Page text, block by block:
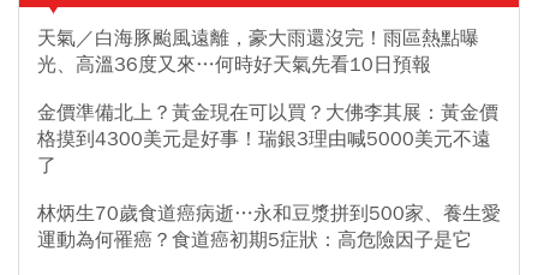
天氣／白海豚颱風遠離，豪大雨還沒完！雨區熱點曝
光、高溫36度又來…何時好天氣先看10日預報
金價準備北上？黃金現在可以買？大佛李其展：黃金價
格摸到4300美元是好事！瑞銀3理由喊5000美元不遠
了
林炳生70歲食道癌病逝…永和豆漿拼到500家、養生愛
運動為何罹癌？食道癌初期5症狀：高危險因子是它